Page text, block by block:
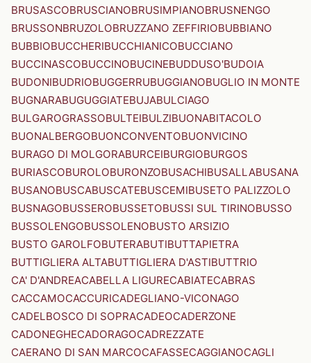
BRUSASCOBRUSCIANOBRUSIMPIANOBRUSNENGO
BRUSSONBRUZOLOBRUZZANO ZEFFIRIOBUBBIANO
BUBBIOBUCCHERIBUCCHIANICOBUCCIANO
BUCCINASCOBUCCINOBUCINEBUDDUSO'BUDOIA
BUDONIBUDRIOBUGGERRUBUGGIANOBUGLIO IN MONTE
BUGNARABUGUGGIATEBUJABULCIAGO
BULGAROGRASSOBULTEIBULZIBUONABITACOLO
BUONALBERGOBUONCONVENTOBUONVICINO
BURAGO DI MOLGORABURCEIBURGIOBURGOS
BURIASCOBUROLOBURONZOBUSACHIBUSALLABUSANA
BUSANOBUSCABUSCATEBUSCEMIBUSETO PALIZZOLO
BUSNAGOBUSSEROBUSSETOBUSSI SUL TIRINOBUSSO
BUSSOLENGOBUSSOLENOBUSTO ARSIZIO
BUSTO GAROLFOBUTERABUTIBUTTAPIETRA
BUTTIGLIERA ALTABUTTIGLIERA D'ASTIBUTTRIO
CA' D'ANDREACABELLA LIGURECABIATECABRAS
CACCAMOCACCURICADEGLIANO-VICONAGO
CADELBOSCO DI SOPRACADEOCADERZONE
CADONEGHECADORAGOCADREZZATE
CAERANO DI SAN MARCOCAFASSECAGGIANOCAGLI